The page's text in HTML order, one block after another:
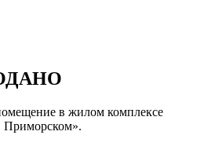
в жилом комплексе
Приморском».